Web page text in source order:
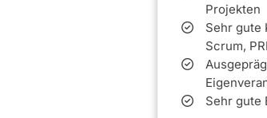
Projekten
Sehr gute
Scrum,
Sehr gute